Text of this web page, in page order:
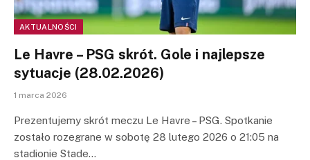
AKTUALNOŚCI
Le Havre – PSG skrót. Gole i najlepsze
sytuacje (28.02.2026)
1 marca 2026
Prezentujemy skrót meczu Le Havre – PSG. Spotkanie
zostało rozegrane w sobotę 28 lutego 2026 o 21:05 na
stadionie Stade…